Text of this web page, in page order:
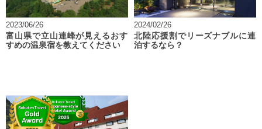
2023/06/26
富山県で立山連峰が見えるおす
すめの温泉宿を教えてください
2024/02/26
北陸応援割でリーズナブルに連
泊するなら？